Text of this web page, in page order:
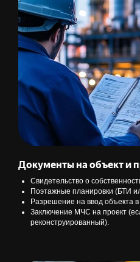
Документы на объект и
Свидетельство о
Поэтажные планировки (БТИ
Разрешение на ввод объекта в
Заключение МЧС на проект
реконструированный).